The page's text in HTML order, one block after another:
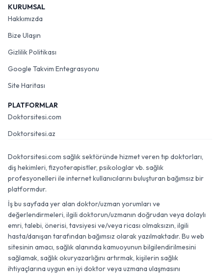
KURUMSAL
Hakkımızda
Bize Ulaşın
Gizlilik Politikası
Google Takvim Entegrasyonu
Site Haritası
PLATFORMLAR
Doktorsitesi.com
Doktorsitesi.az
Doktorsitesi.com sağlık sektöründe hizmet veren tıp doktorları,
diş hekimleri, fizyoterapistler, psikologlar vb. sağlık
profesyonelleri ile internet kullanıcılarını buluşturan bağımsız bir
platformdur.
İş bu sayfada yer alan doktor/uzman yorumları ve
değerlendirmeleri, ilgili doktorun/uzmanın doğrudan veya dolaylı
emri, talebi, önerisi, tavsiyesi ve/veya ricası olmaksızın, ilgili
hasta/danışan tarafından bağımsız olarak yazılmaktadır. Bu web
sitesinin amacı, sağlık alanında kamuoyunun bilgilendirilmesini
sağlamak, sağlık okuryazarlığını artırmak, kişilerin sağlık
ihtiyaçlarına uygun en iyi doktor veya uzmana ulaşmasını